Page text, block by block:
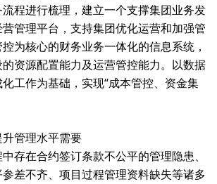
程进行梳理，建立一个支撑集团业务发
管理平台，支持集团优化运营和加强管
为核心的财务业务一体化的信息系统，
资源配置能力及运营管控能力。以数据
工作为基础，实现“成本管控、资金集
管理水平需要
存在合约签订条款不公平的管理隐患、
差不齐、项目过程管理资料缺失等诸多